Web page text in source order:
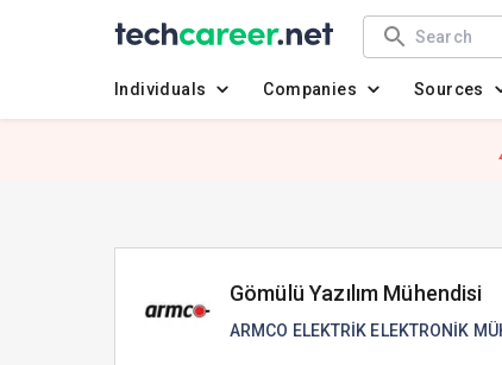
Individuals Companies Sources
Gömülü Yazılım Mühendisi